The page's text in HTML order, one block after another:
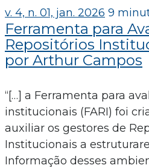
v. 4, n. 01, jan. 2026 9
Ferramenta para
Repositórios
por Arthur Campos
“[…] a Ferramenta para
institucionais (FARI) foi
auxiliar os gestores de
Institucionais a
Informação desses